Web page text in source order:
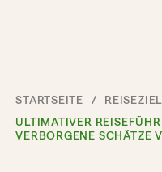
STARTSEITE
ULTIMATIVER
VERBORGENE SCHÄTZE